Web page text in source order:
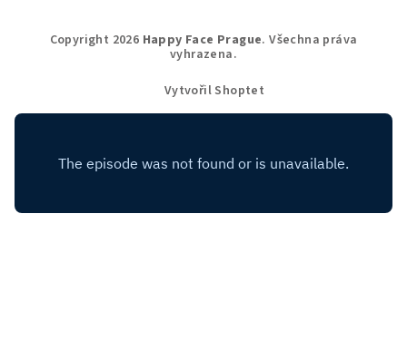
Copyright 2026 Happy Face Prague. Všechna práva
vyhrazena.
Vytvořil Shoptet